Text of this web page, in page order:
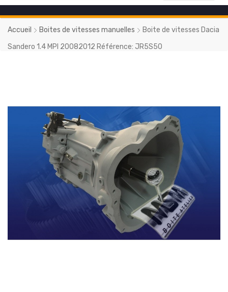
Accueil Boites de vitesses manuelles
Boite de vitesses Dacia
Sandero 1.4 MPI 20082012 Référence: JR5S50